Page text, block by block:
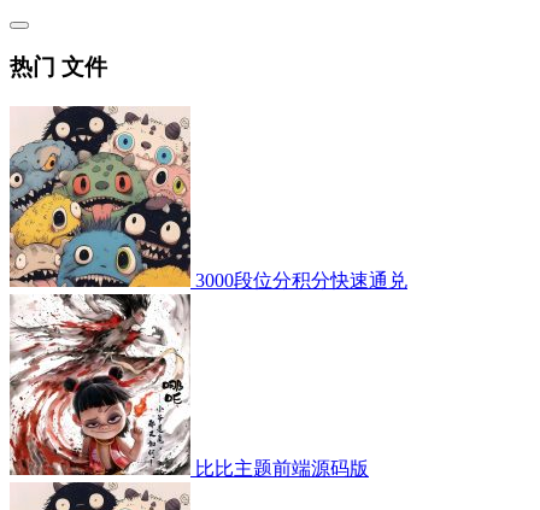
热门 文件
3000段位分积分快速通兑
比比主题前端源码版